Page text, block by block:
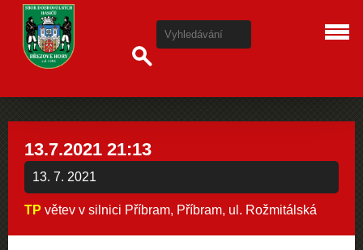
13.7.2021 21:13
13. 7. 2021
TP větev v silnici Příbram, Příbram, ul. Rožmitálská